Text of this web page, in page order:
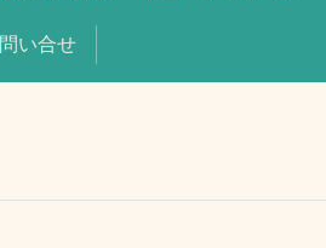
い合せ